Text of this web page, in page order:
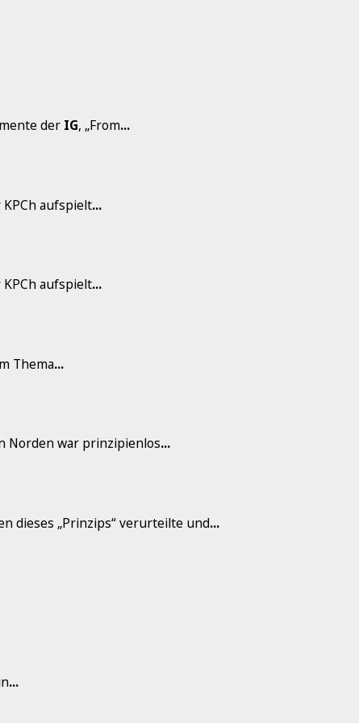
der IG, „From...
KPCh aufspielt...
KPCh aufspielt...
Thema...
Norden war prinzipienlos...
dieses „Prinzips“ verurteilte und...
...